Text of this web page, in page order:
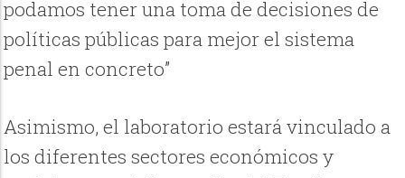
podamos tener una toma de decisiones de
políticas públicas para mejor el sistema
penal en concreto”
Asimismo, el laboratorio estará vinculado a
los diferentes sectores económicos y